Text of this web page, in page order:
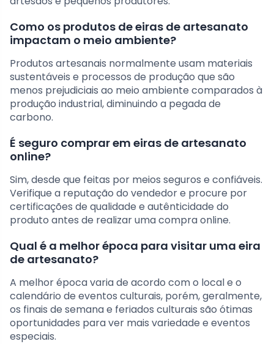
Como os produtos de eiras de artesanato
impactam o meio ambiente?
Produtos artesanais normalmente usam materiais
sustentáveis e processos de produção que são
menos prejudiciais ao meio ambiente comparados à
produção industrial, diminuindo a pegada de
carbono.
É seguro comprar em eiras de artesanato
online?
Sim, desde que feitas por meios seguros e confiáveis.
Verifique a reputação do vendedor e procure por
certificações de qualidade e autênticidade do
produto antes de realizar uma compra online.
Qual é a melhor época para visitar uma eira
de artesanato?
A melhor época varia de acordo com o local e o
calendário de eventos culturais, porém, geralmente,
os finais de semana e feriados culturais são ótimas
oportunidades para ver mais variedade e eventos
especiais.